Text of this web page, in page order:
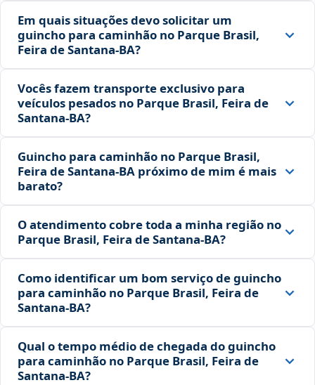
Em quais situações devo solicitar um
guincho para caminhão no Parque Brasil,
Feira de Santana‑BA?
Vocês fazem transporte exclusivo para
veículos pesados no Parque Brasil, Feira de
Santana‑BA?
Guincho para caminhão no Parque Brasil,
Feira de Santana‑BA próximo de mim é mais
barato?
O atendimento cobre toda a minha região no
Parque Brasil, Feira de Santana‑BA?
Como identificar um bom serviço de guincho
para caminhão no Parque Brasil, Feira de
Santana‑BA?
Qual o tempo médio de chegada do guincho
para caminhão no Parque Brasil, Feira de
Santana‑BA?